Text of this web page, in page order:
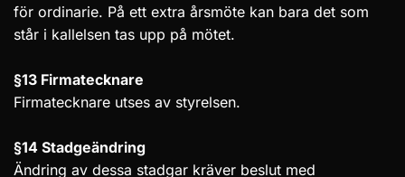
för ordinarie. På ett extra årsmöte kan bara det som
står i kallelsen tas upp på mötet.
§13 Firmatecknare
Firmatecknare utses av styrelsen.
§14 Stadgeändring
Ändring av dessa stadgar kräver beslut med